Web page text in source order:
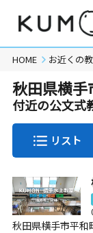
HOME お近くの
秋田県横手
付近の公文式
リスト
秋田県横手市平